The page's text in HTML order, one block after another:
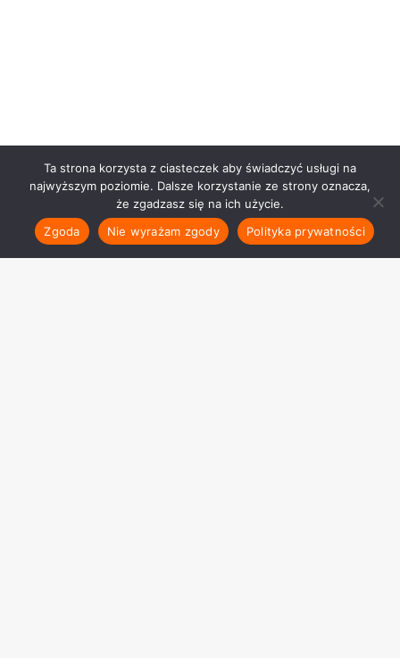
Ta strona korzysta z ciasteczek aby świadczyć usługi na
najwyższym poziomie. Dalsze korzystanie ze strony oznacza,
że zgadzasz się na ich użycie.
Zgoda
Nie wyrażam zgody Polityka prywatności